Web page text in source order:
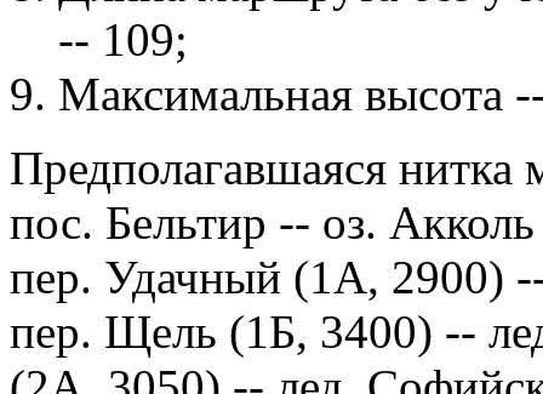
-- 109;
Максимальная высота
Предполагавшаяся нитка
пос. Бельтир -- оз.
пер. Удачный (1А, 2900)
пер. Щель (1Б, 3400) --